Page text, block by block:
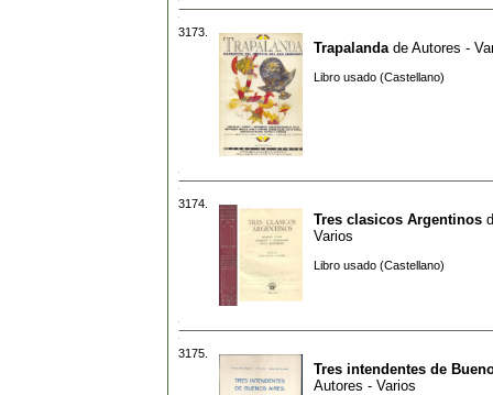
3173.
Trapalanda de Autores -
Libro usado (Castellano)
3174.
Tres clasicos Argentinos
Varios
Libro usado (Castellano)
3175.
Tres intendentes de
Autores - Varios